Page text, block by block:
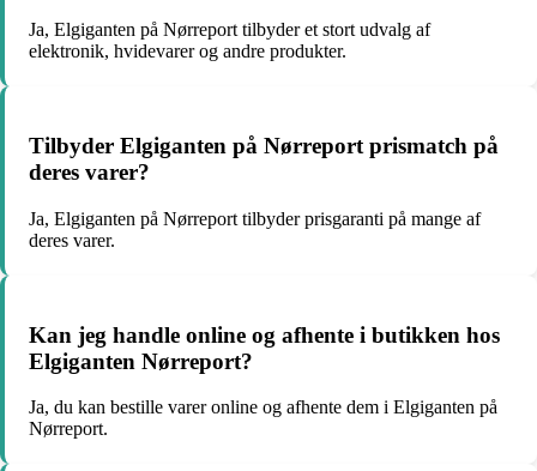
Ja, Elgiganten på Nørreport tilbyder et stort udvalg af
elektronik, hvidevarer og andre produkter.
Tilbyder Elgiganten på Nørreport prismatch på
deres varer?
Ja, Elgiganten på Nørreport tilbyder prisgaranti på mange af
deres varer.
Kan jeg handle online og afhente i butikken hos
Elgiganten Nørreport?
Ja, du kan bestille varer online og afhente dem i Elgiganten på
Nørreport.